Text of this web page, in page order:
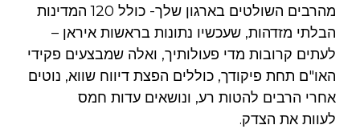
מהרבים השולטים בארגון שלך- כולל 120 המדינות
הבלתי מזדהות, שעכשיו נתונות בראשות איראן –
לעתים קרובות מדי פעולותיך, ואלה שמבצעים פקידי
האו"ם תחת פיקודך, כוללים הפצת דיווח שווא, נוטים
אחרי הרבים להטות רע, ונושאים עדות חמס
לעוות את הצדק.